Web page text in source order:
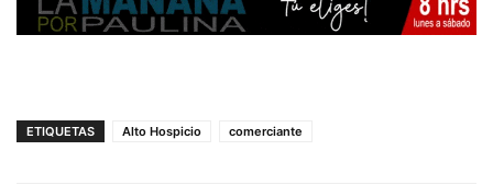
ETIQUETAS Alto Hospicio comerciante